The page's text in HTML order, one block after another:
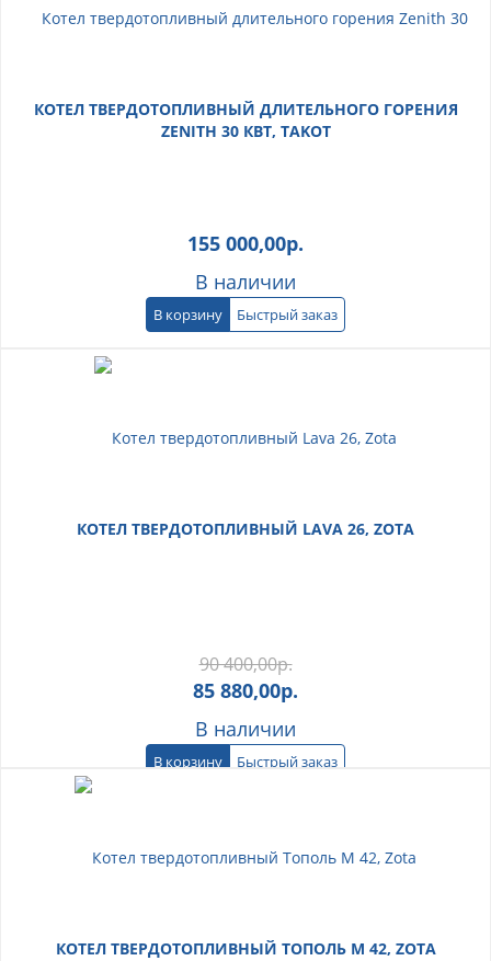
КОТЕЛ ТВЕРДОТОПЛИВНЫЙ ДЛИТЕЛЬНОГО ГОРЕНИЯ
ZENITH 30 КВТ, TAKOT
155 000,00р.
В наличии
В корзину Быстрый заказ
КОТЕЛ ТВЕРДОТОПЛИВНЫЙ LAVA 26, ZOTA
90 400,00р.
85 880,00р.
В наличии
В корзину Быстрый заказ
КОТЕЛ ТВЕРДОТОПЛИВНЫЙ ТОПОЛЬ М 42, ZOTA